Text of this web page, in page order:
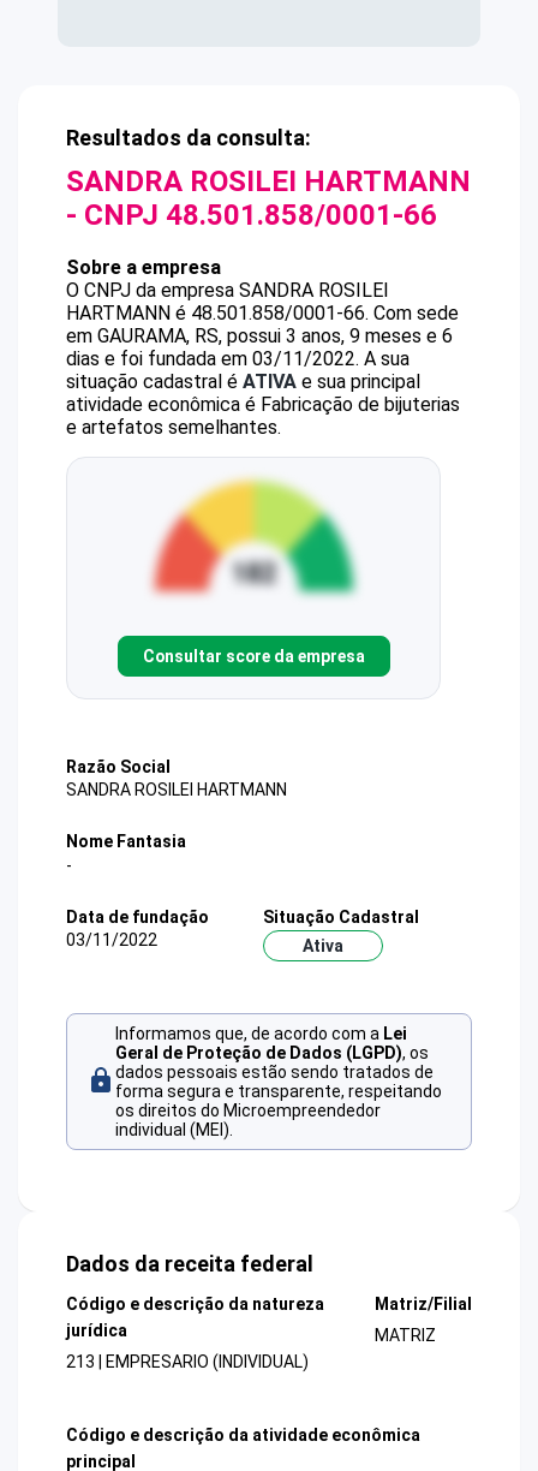
Resultados da consulta:
SANDRA ROSILEI HARTMANN
- CNPJ 48.501.858/0001-66
Sobre a empresa
O CNPJ da empresa SANDRA ROSILEI
HARTMANN é 48.501.858/0001-66. Com sede
em GAURAMA, RS, possui 3 anos, 9 meses e 6
dias e foi fundada em 03/11/2022. A sua
situação cadastral é ATIVA e sua principal
atividade econômica é Fabricação de bijuterias
e artefatos semelhantes.
Consultar score da empresa
Razão Social
SANDRA ROSILEI HARTMANN
Nome Fantasia
-
Data de fundação
03/11/2022
Situação Cadastral
Ativa
Informamos que, de acordo com a Lei
Geral de Proteção de Dados (LGPD), os
dados pessoais estão sendo tratados de
forma segura e transparente, respeitando
os direitos do Microempreendedor
individual (MEI).
Dados da receita federal
Código e descrição da natureza
jurídica
213 | EMPRESARIO (INDIVIDUAL)
Matriz/Filial
MATRIZ
Código e descrição da atividade econômica
principal